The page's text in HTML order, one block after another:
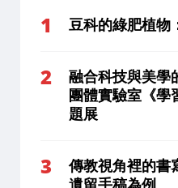
豆科的綠肥植物
融合科技與美學
團體實驗室《學
題展
傳教視角裡的書
遺留手稿為例